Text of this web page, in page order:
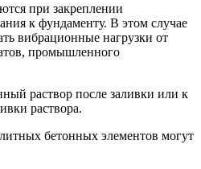
при закреплении
к фундаменту. В этом случае
вибрационные нагрузки от
промышленного
раствор после заливки или к
раствора.
бетонных элементов могут